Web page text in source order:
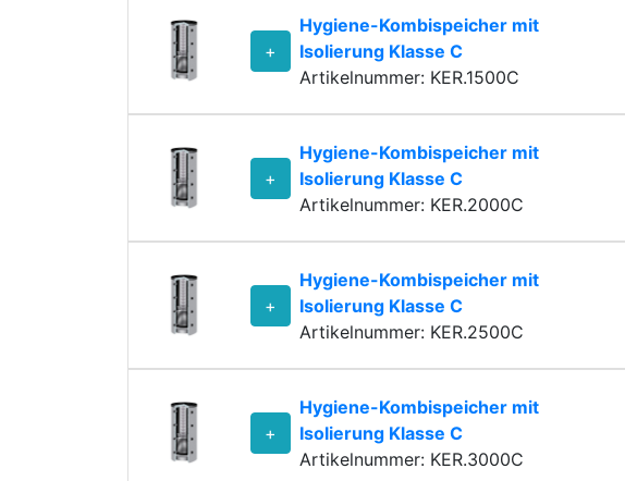
+
Hygiene-Kombispeicher mit
Isolierung Klasse C
Artikelnummer: KER.1500C
+
Hygiene-Kombispeicher mit
Isolierung Klasse C
Artikelnummer: KER.2000C
+
Hygiene-Kombispeicher mit
Isolierung Klasse C
Artikelnummer: KER.2500C
+
Hygiene-Kombispeicher mit
Isolierung Klasse C
Artikelnummer: KER.3000C